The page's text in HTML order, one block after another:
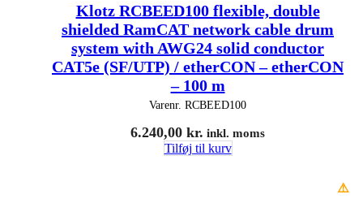
Klotz RCBEED100 flexible, double
shielded RamCAT network cable drum
system with AWG24 solid conductor
CAT5e (SF/UTP) / etherCON – etherCON
– 100 m
Varenr. RCBEED100
6.240,00 kr. inkl. moms
Tilføj til kurv
⚠️